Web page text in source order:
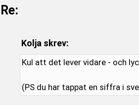
Re:
Kolja skrev:
Kul att det lever vidare - och
(PS du har tappat en siffra i